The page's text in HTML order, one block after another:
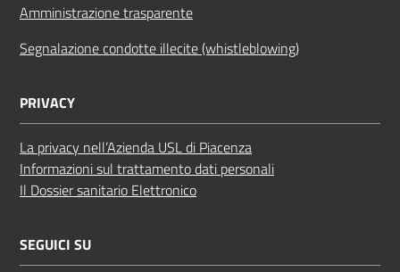
Amministrazione trasparente
Segnalazione condotte illecite (whistleblowing)
PRIVACY
La privacy nell’Azienda USL di Piacenza
Informazioni sul trattamento dati personali
Il Dossier sanitario Elettronico
SEGUICI SU